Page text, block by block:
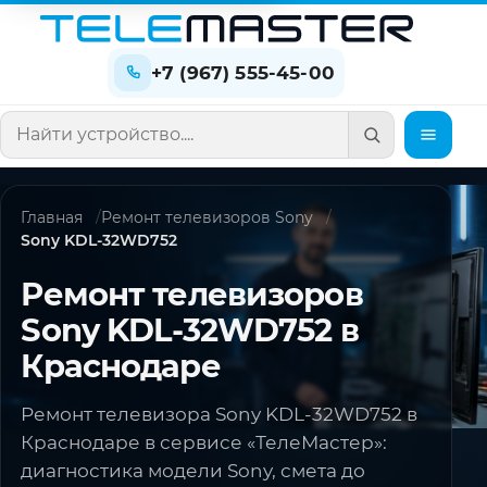
+7 (967) 555-45-00
Поиск по сайту
Главная
Ремонт телевизоров Sony
Sony KDL-32WD752
Ремонт телевизоров
Sony KDL-32WD752 в
Краснодаре
Ремонт телевизора Sony KDL-32WD752 в
Краснодаре в сервисе «ТелеМастер»:
диагностика модели Sony, смета до